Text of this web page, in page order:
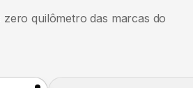
quilômetro das marcas do